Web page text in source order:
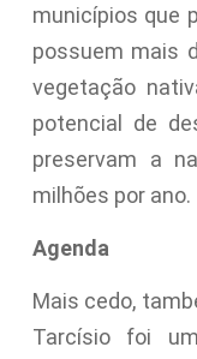
municípios que
possuem mais
vegetação
potencial de
preservam a
milhões por ano.
Agenda
Mais cedo,
Tarcísio foi